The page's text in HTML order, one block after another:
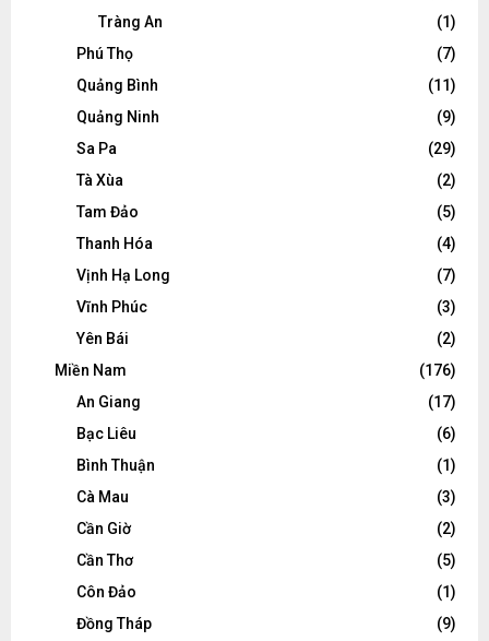
Tràng An
(1)
Phú Thọ
(7)
Quảng Bình
(11)
Quảng Ninh
(9)
Sa Pa
(29)
Tà Xùa
(2)
Tam Đảo
(5)
Thanh Hóa
(4)
Vịnh Hạ Long
(7)
Vĩnh Phúc
(3)
Yên Bái
(2)
Miền Nam
(176)
An Giang
(17)
Bạc Liêu
(6)
Bình Thuận
(1)
Cà Mau
(3)
Cần Giờ
(2)
Cần Thơ
(5)
Côn Đảo
(1)
Đồng Tháp
(9)